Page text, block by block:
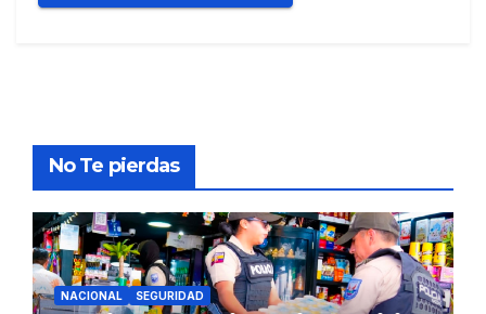
No Te pierdas
NACIONAL SEGURIDAD